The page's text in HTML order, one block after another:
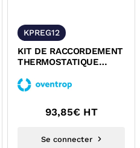
KPREG12
KIT DE RACCORDEMENT
THERMOSTATIQUE
A GLISSEMENT...
93,85€ HT
Se connecter